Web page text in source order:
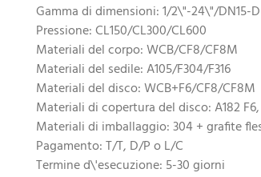
Gamma di dimensioni: 1/2\"-24\"/DN15-
Pressione: CL150/CL300/CL600
Materiali del corpo: WCB/CF8/CF8M
Materiali del sedile: A105/F304/F316
Materiali del disco: WCB+F6/CF8/CF8M
Materiali di copertura del disco: A182 F6,
Materiali di imballaggio: 304 + grafite
Pagamento: T/T, D/P o L/C
Termine d\'esecuzione: 5-30 giorni